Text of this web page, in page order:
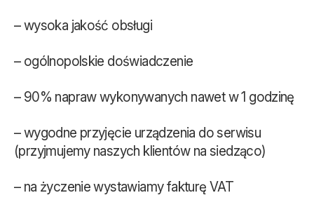
– wysoka jakość obsługi
– ogólnopolskie doświadczenie
– 90% napraw wykonywanych nawet w 1 godzinę
– wygodne przyjęcie urządzenia do serwisu
(przyjmujemy naszych klientów na siedząco)
– na życzenie wystawiamy fakturę VAT